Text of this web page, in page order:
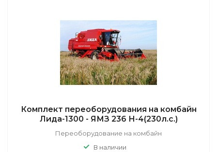
Комплект переоборудования на комбайн
Лида-1300 - ЯМЗ 236 Н-4(230л.с.)
Переоборудование на комбайн
В наличии